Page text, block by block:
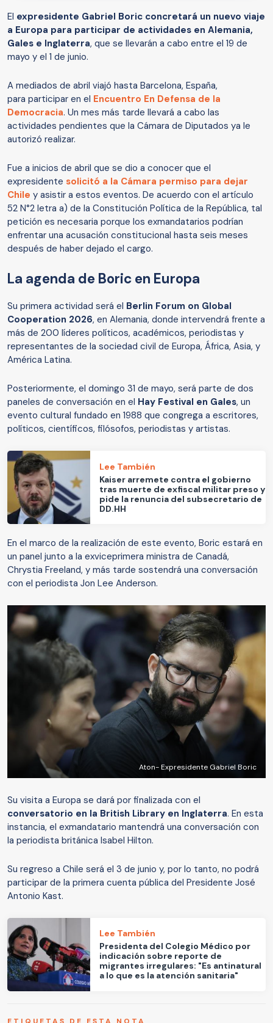
El expresidente Gabriel Boric concretará un nuevo viaje
a Europa para participar de actividades en Alemania,
Gales e Inglaterra, que se llevarán a cabo entre el 19 de
mayo y el 1 de junio.
A mediados de abril viajó hasta Barcelona, España,
para participar en el Encuentro En Defensa de la
Democracia. Un mes más tarde llevará a cabo las
actividades pendientes que la Cámara de Diputados ya le
autorizó realizar.
Fue a inicios de abril que se dio a conocer que el
expresidente solicitó a la Cámara permiso para dejar
Chile y asistir a estos eventos. De acuerdo con el artículo
52 N°2 letra a) de la Constitución Política de la República, tal
petición es necesaria porque los exmandatarios podrían
enfrentar una acusación constitucional hasta seis meses
después de haber dejado el cargo.
La agenda de Boric en Europa
Su primera actividad será el Berlin Forum on Global
Cooperation 2026, en Alemania, donde intervendrá frente a
más de 200 líderes políticos, académicos, periodistas y
representantes de la sociedad civil de Europa, África, Asia, y
América Latina.
Posteriormente, el domingo 31 de mayo, será parte de dos
paneles de conversación en el Hay Festival en Gales, un
evento cultural fundado en 1988 que congrega a escritores,
políticos, científicos, filósofos, periodistas y artistas.
Lee También
Kaiser arremete contra el gobierno
tras muerte de exfiscal militar preso y
pide la renuncia del subsecretario de
DD.HH
En el marco de la realización de este evento, Boric estará en
un panel junto a la exviceprimera ministra de Canadá,
Chrystia Freeland, y más tarde sostendrá una conversación
con el periodista Jon Lee Anderson.
Aton- Expresidente Gabriel Boric
Su visita a Europa se dará por finalizada con el
conversatorio en la British Library en Inglaterra. En esta
instancia, el exmandatario mantendrá una conversación con
la periodista británica Isabel Hilton.
Su regreso a Chile será el 3 de junio y, por lo tanto, no podrá
participar de la primera cuenta pública del Presidente José
Antonio Kast.
Lee También
Presidenta del Colegio Médico por
indicación sobre reporte de
migrantes irregulares: "Es antinatural
a lo que es la atención sanitaria"
ETIQUETAS DE ESTA NOTA